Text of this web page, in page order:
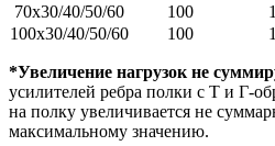
70х30/40/50/60
100
100х30/40/50/60
100
*Увеличение нагрузок не
усилителей ребра полки с Т и Г-
на полку увеличивается не
максимальному значению.